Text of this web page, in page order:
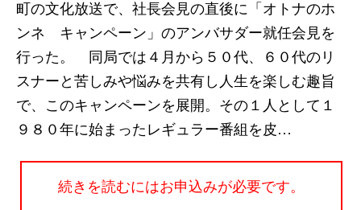
町の文化放送で、社長会見の直後に「オトナのホ
ンネ キャンペーン」のアンバサダー就任会見を
行った。 同局では４月から５０代、６０代のリ
スナーと苦しみや悩みを共有し人生を楽しむ趣旨
で、このキャンペーンを展開。その１人として１
９８０年に始まったレギュラー番組を皮…
続きを読むにはお申込みが必要です。